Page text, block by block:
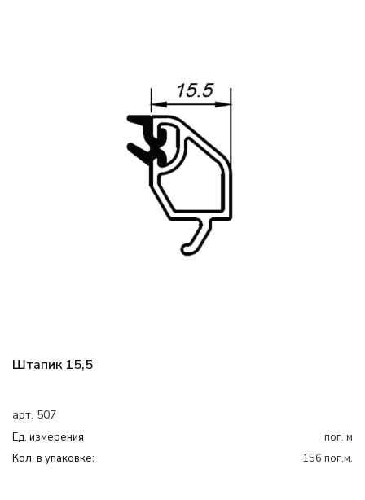
Штапик 15,5
арт. 507
Ед. измерения
пог. м
Кол. в упаковке:
156 пог.м.